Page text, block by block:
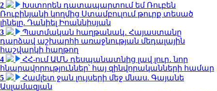
2
Խստորեն դատապարտում եմ Ռուբեն
Ռուբինյանի կողմից Ստամբուլում թուրք տեսած
լինելը. Դանիել Իոաննիսյան
3
Պատմական հաղթանակ․ Հայաստանը
դարձավ աշխարհի առաջնության մեդալային
հաշվարկի հաղթող
4
ՀՀ-ում ԱՄՆ դեսպանատնից լավ լուր․ նոր
հնարավորություններ՝ հայ զինվորականների համար
5
Համլետ ջան լույսերի մեջ մնաս. Գայանե
Ասլամազյան